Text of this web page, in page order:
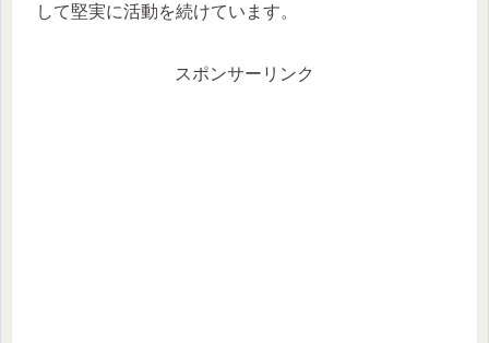
して堅実に活動を続けています。
スポンサーリンク